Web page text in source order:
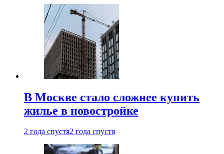
В Москве стало сложнее купить
жилье в новостройке
2 года спустя2 года спустя